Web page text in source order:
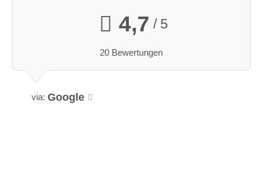
4,7 / 5
20 Bewertungen
via: Google